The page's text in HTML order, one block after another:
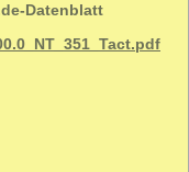
Datenblatt